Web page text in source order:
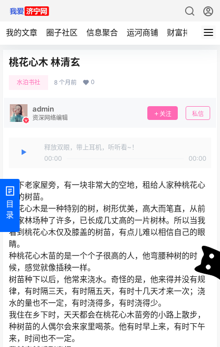
我的文章 圈子社区 信息聚合 运河商铺 财富排行 标
桃花心木 林清玄
水泊书社 8 个月前 0
admin
资深网络编辑
关注 私信
释放双眼，带上耳机，听听看~！
00:00
00:00
目
录
乡下老家屋旁，有一块非常大的空地，租给人家种桃花心
木的树苗。
桃花心木是一种特别的树，树形优美，高大而笔直，从前
老家林场种了许多，已长成几丈高的一片树林。所以当我
看到桃花心木仅及膝盖的树苗，有点儿难以相信自己的眼
睛。
种桃花心木苗的是一个个子很高的人，他弯腰种树的时
候，感觉就像插秧一样。
树苗种下以后，他常来浇水。奇怪的是，他来得并没有规
律，有时隔三天，有时隔五天，有时十几天才来一次；浇
水的量也不一定，有时浇得多，有时浇得少。
我住在乡下时，天天都会在桃花心木苗旁的小路上散步，
种树苗的人偶尔会来家里喝茶。他有时早上来，有时下午
来，时间也不一定。